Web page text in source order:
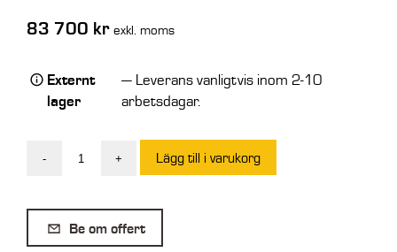
83 700 kr exkl. moms
Externt
lager
— Leverans vanligtvis inom 2-10
arbetsdagar.
-
500
Planeringsskopa
+ Lägg till i varukorg
Be om offert